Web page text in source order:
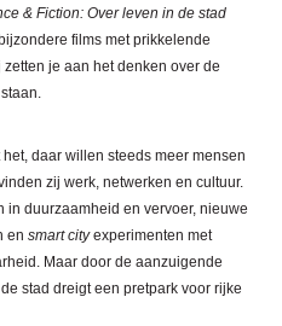
& Fiction: Over leven in de stad
films met prikkelende
je aan het denken over de
daar willen steeds meer mensen
zij werk, netwerken en cultuur.
duurzaamheid en vervoer, nieuwe
en smart cityexperimenten met
Maar door de aanzuigende
stad dreigt een pretpark voor rijke